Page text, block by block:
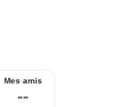
Mes amis
--